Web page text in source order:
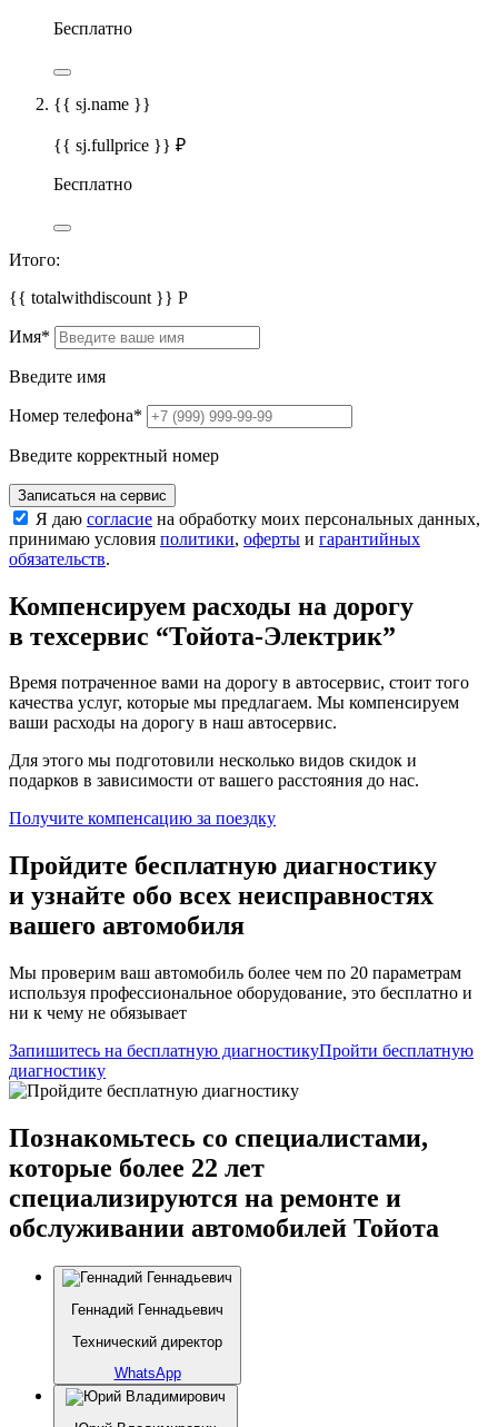
Бесплатно
{{ sj.name }}
{{ sj.fullprice }} ₽
Бесплатно
Итого:
{{ totalwithdiscount }} Р
Имя*
Введите имя
Номер телефона*
Введите корректный номер
Записаться на сервис
Я даю согласие на обработку моих персональных данных,
принимаю условия политики, оферты и гарантийных
обязательств.
Компенсируем расходы на дорогу
в техсервис “Тойота-Электрик”
Время потраченное вами на дорогу в автосервис, стоит того
качества услуг, которые мы предлагаем. Мы компенсируем
ваши расходы на дорогу в наш автосервис.
Для этого мы подготовили несколько видов скидок и
подарков в зависимости от вашего расстояния до нас.
Получите компенсацию за поездку
Пройдите бесплатную диагностику
и узнайте обо всех неисправностях
вашего автомобиля
Мы проверим ваш автомобиль более чем по 20 параметрам
используя профессиональное оборудование, это бесплатно и
ни к чему не обязывает
Запишитесь на бесплатную диагностикуПройти бесплатную
диагностику
Познакомьтесь со специалистами,
которые более 22 лет
специализируются на ремонте и
обслуживании автомобилей Тойота
Геннадий Геннадьевич
Технический директор
WhatsApp